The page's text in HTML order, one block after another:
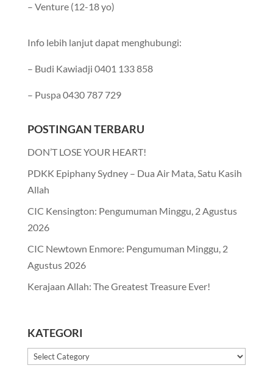
– Venture (12-18 yo)
Info lebih lanjut dapat menghubungi:
– Budi Kawiadji 0401 133 858
– Puspa 0430 787 729
POSTINGAN TERBARU
DON’T LOSE YOUR HEART!
PDKK Epiphany Sydney – Dua Air Mata, Satu Kasih
Allah
CIC Kensington: Pengumuman Minggu, 2 Agustus
2026
CIC Newtown Enmore: Pengumuman Minggu, 2
Agustus 2026
Kerajaan Allah: The Greatest Treasure Ever!
KATEGORI
Kategori